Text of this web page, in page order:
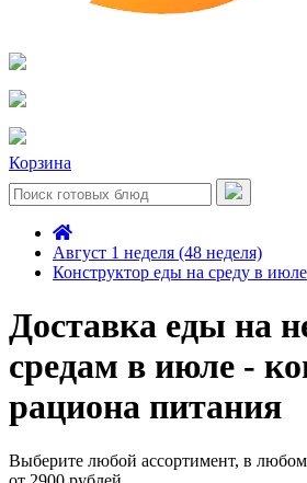
Корзина
Август 1 неделя (48 неделя)
Конструктор еды на среду в июле
Доставка еды на
средам в июле -
рациона питания
Выберите любой ассортимент, в